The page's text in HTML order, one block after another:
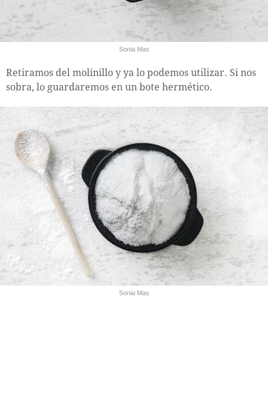
Sonia Mas
Retiramos del molinillo y ya lo podemos utilizar. Si nos
sobra, lo guardaremos en un bote hermético.
Sonia Mas